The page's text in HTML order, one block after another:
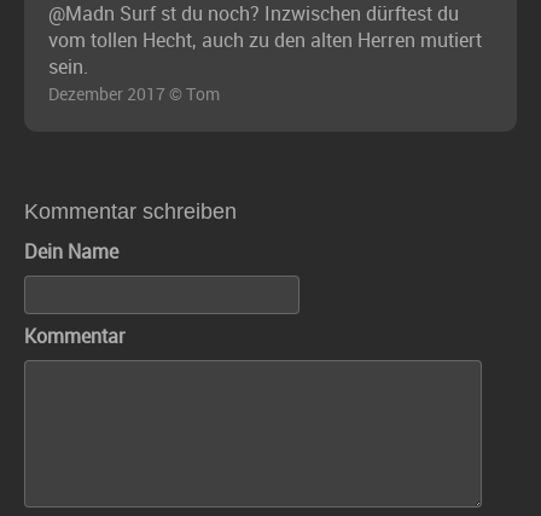
@Madn Surf st du noch? Inzwischen dürftest du
vom tollen Hecht, auch zu den alten Herren mutiert
sein.
Dezember 2017 © Tom
Kommentar schreiben
Dein Name
Kommentar